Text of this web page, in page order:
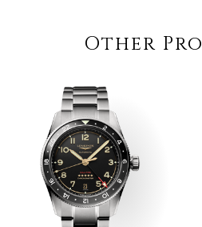
Other